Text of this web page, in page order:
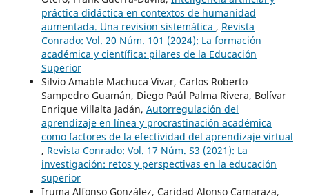
práctica didáctica en contextos de humanidad
aumentada. Una revision sistemática , Revista
Conrado: Vol. 20 Núm. 101 (2024): La formación
académica y científica: pilares de la Educación
Superior
Silvio Amable Machuca Vivar, Carlos Roberto
Sampedro Guamán, Diego Paúl Palma Rivera, Bolívar
Enrique Villalta Jadán, Autorregulación del
aprendizaje en línea y procrastinación académica
como factores de la efectividad del aprendizaje virtual
, Revista Conrado: Vol. 17 Núm. S3 (2021): La
investigación: retos y perspectivas en la educación
superior
Iruma Alfonso González, Caridad Alonso Camaraza,